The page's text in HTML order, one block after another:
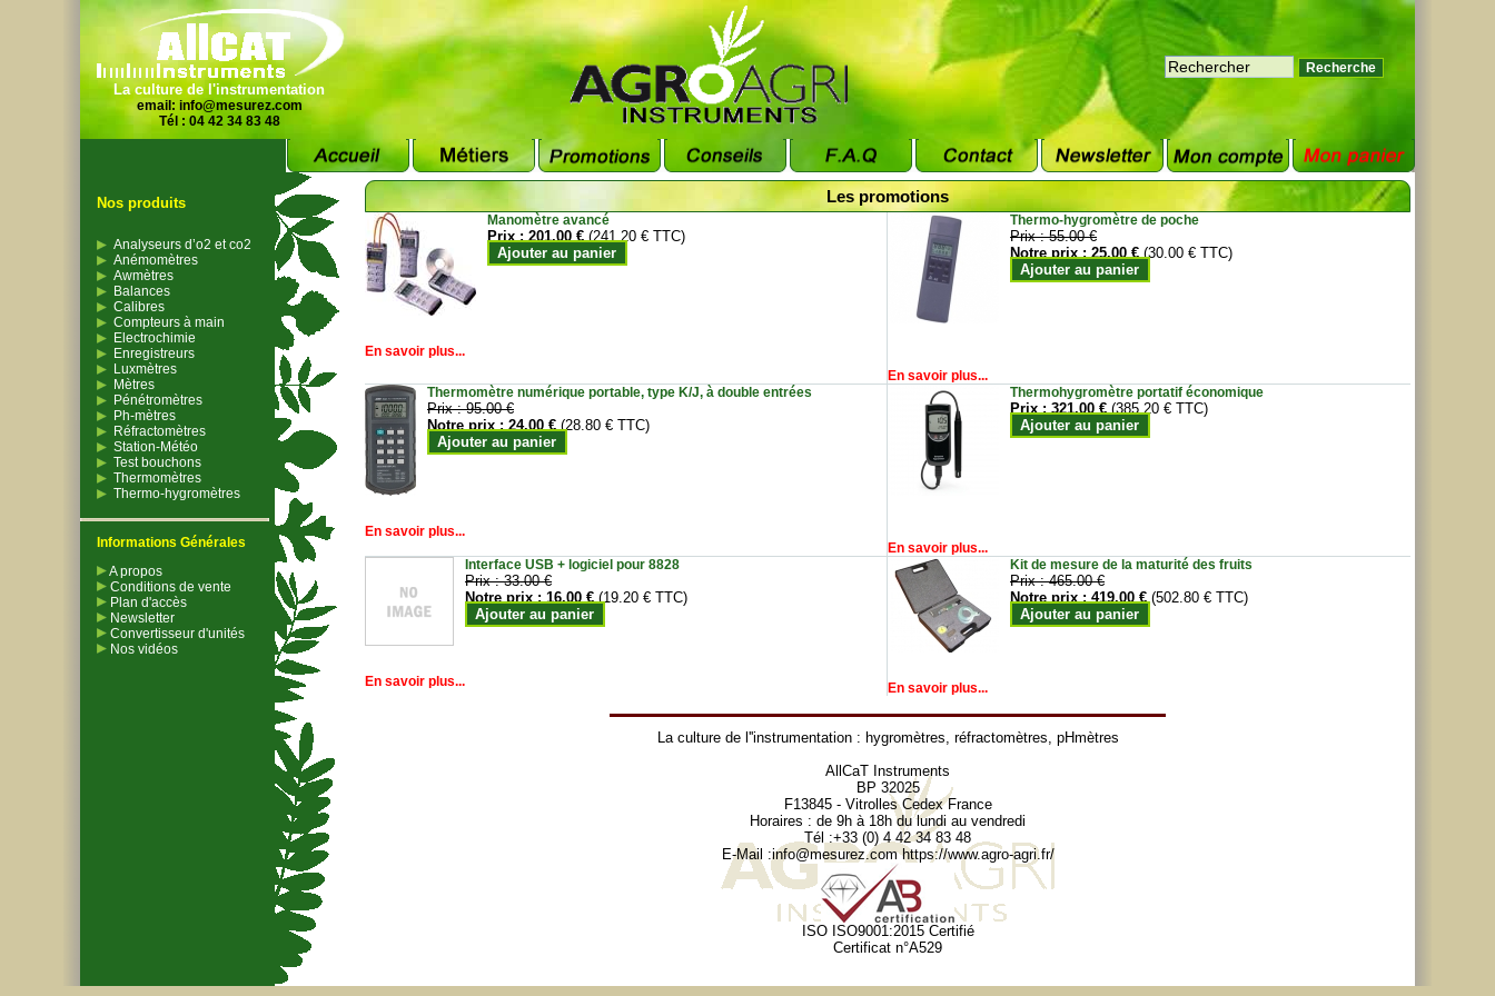
La culture de l'instrumentation
email: info@mesurez.com
Tél : 04 42 34 83 48
Nos produits
Analyseurs d’o2 et co2
Anémomètres
Awmètres
Balances
Calibres
Compteurs à main
Electrochimie
Enregistreurs
Luxmètres
Mètres
Pénétromètres
Ph-mètres
Réfractomètres
Station-Météo
Test bouchons
Thermomètres
Thermo-hygromètres
Informations Générales
A propos
Conditions de vente
Plan d'accès
Newsletter
Convertisseur d'unités
Nos vidéos
Les promotions
Manomètre avancé
Prix :201.00 € (241.20 € TTC)
Ajouter au panier
En savoir plus...
Thermo-hygromètre de poche
Prix :55.00 €
Notre prix :25.00 € (30.00 € TTC)
Ajouter au panier
En savoir plus...
Thermomètre numérique portable, type K/J, à double entrées
Prix :95.00 €
Notre prix :24.00 € (28.80 € TTC)
Ajouter au panier
En savoir plus...
Thermohygromètre portatif économique
Prix :321.00 € (385.20 € TTC)
Ajouter au panier
En savoir plus...
Interface USB + logiciel pour 8828
Prix :33.00 €
Notre prix :16.00 € (19.20 € TTC)
Ajouter au panier
En savoir plus...
Kit de mesure de la maturité des fruits
Prix :465.00 €
Notre prix :419.00 € (502.80 € TTC)
Ajouter au panier
En savoir plus...
La culture de l''instrumentation : hygromètres, réfractomètres, pHmètres
AllCaT Instruments
BP 32025
F13845 - Vitrolles Cedex France
Horaires : de 9h à 18h du lundi au vendredi
Tél :+33 (0) 4 42 34 83 48
E-Mail :info@mesurez.com https://www.agro-agri.fr/
ISO ISO9001:2015 Certifié
Certificat n°A529